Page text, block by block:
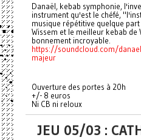
Danaël, kebab symphonie,
instrument qu'est le chéfé,
musique répétitive quelque part
Wissem et le meilleur kebab de
bonnement incroyable.
https://soundcloud.com/
majeur
Ouverture des portes à 20h
+/- 8 euros
Ni CB ni reloux
JEU 05/03 :